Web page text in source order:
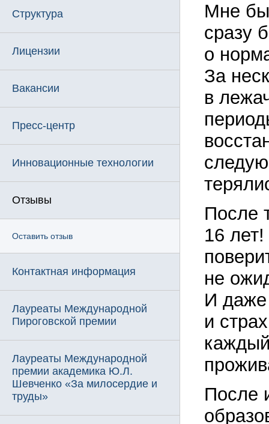
Структура
Лицензии
Вакансии
Пресс-центр
Инновационные технологии
Отзывы
Оставить отзыв
Контактная информация
Лауреаты Международной
Пироговской премии
Лауреаты Международной
премии академика Ю.Л.
Шевченко «За милосердие и
труды»
Мне
сразу
о
За
в
После
16
не
И даже
и
После